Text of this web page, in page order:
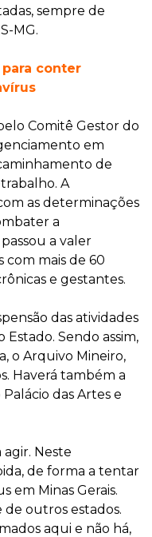
sempre de
MG.
conter
Comitê Gestor do
em
de
A
as determinações
a
a valer
com mais de 60
e gestantes.
das atividades
Sendo assim,
o Arquivo Mineiro,
Haverá também a
das Artes e
agir. Neste
de forma a tentar
em Minas Gerais.
outros estados.
aqui e não há,